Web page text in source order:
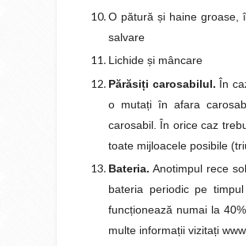
O pătură și haine groase,
salvare
Lichide și mâncare
Părăsiți carosabilul. În
o mutați în afara
carosabil. În orice caz
toate mijloacele posibile
Bateria. Anotimpul rece
bateria periodic pe
funcționează numai la
multe informații vizitați